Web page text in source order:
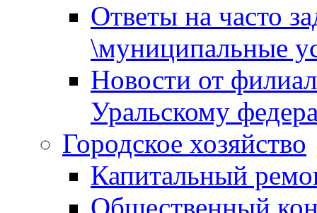
Ответы на часто
\муниципальные
Новости от
Уральскому
Городское хозяйство
Капитальный